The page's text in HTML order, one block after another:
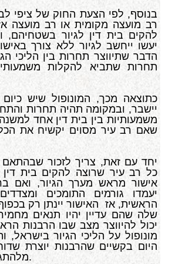
בנוסף, לפי הצעת החוק של ציפי
רב מועצה מקומית או רב מועצה
להקים בית דין לגיור בשטחיהם,
יעשו ייחשב לגיור ללא צורך
הדבר שתיווצר תחרות בין הליכי
תחרות שתביא להקלות
כתוצאה מכך, המונופול שיש
יישבר, ובמקומה תהיה תחרות
משמעותיות בין בית דין אחד
שאם רב עיר מסוים יקשיח את
יחד עם זאת, צריך לזכור
כל רב עיר שרוצה להקים בית דין
אישור מראש מערך הגיור, ואם
יעמדו גורמים התומכים
הראשית, אז האישור יינתן רק
שלה שהם עדיין יהיו תנאים
יכול להיווצר מצב שבו הרבנות
מונופול על הליכי הגיור בישראל,
היום בקשיים שהרבנות יוצרת
מלהתגייר הוא לא ייפתר.